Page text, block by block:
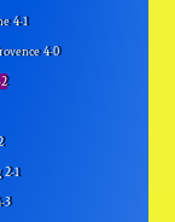
4-1
4-0
2-1
3